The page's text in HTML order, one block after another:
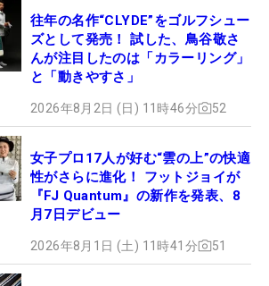
往年の名作“CLYDE”をゴルフシュー
ズとして発売！ 試した、鳥谷敬さ
んが注目したのは「カラーリング」
と「動きやすさ」
2026年8月2日 (日) 11時46分 52
女子プロ17人が好む“雲の上”の快適
性がさらに進化！ フットジョイが
『FJ Quantum』の新作を発表、8
月7日デビュー
2026年8月1日 (土) 11時41分 51